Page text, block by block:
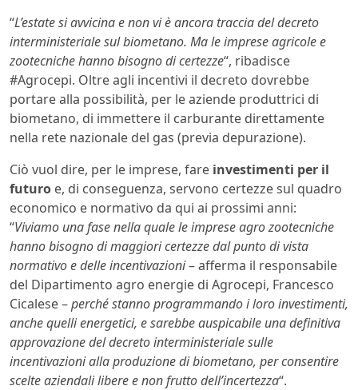
“L’estate si avvicina e non vi è ancora traccia del decreto
interministeriale sul biometano. Ma le imprese agricole e
zootecniche hanno bisogno di certezze“, ribadisce
#Agrocepi. Oltre agli incentivi il decreto dovrebbe
portare alla possibilità, per le aziende produttrici di
biometano, di immettere il carburante direttamente
nella rete nazionale del gas (previa depurazione).
Ciò vuol dire, per le imprese, fare investimenti per il
futuro e, di conseguenza, servono certezze sul quadro
economico e normativo da qui ai prossimi anni:
“Viviamo una fase nella quale le imprese agro zootecniche
hanno bisogno di maggiori certezze dal punto di vista
normativo e delle incentivazioni– afferma il responsabile
del Dipartimento agro energie di Agrocepi, Francesco
Cicalese –perché stanno programmando i loro investimenti,
anche quelli energetici, e sarebbe auspicabile una definitiva
approvazione del decreto interministeriale sulle
incentivazioni alla produzione di biometano, per consentire
scelte aziendali libere e non frutto dell’incertezza“.